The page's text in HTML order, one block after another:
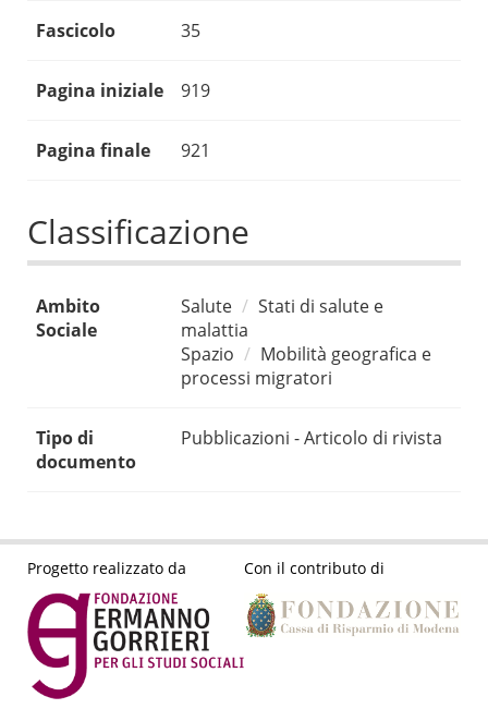
Fascicolo 35
Pagina iniziale 919
Pagina finale 921
Classificazione
Ambito
Sociale
Salute
Stati di salute e
malattia
Spazio
Mobilità geografica e
processi migratori
Tipo di
documento
Pubblicazioni - Articolo di rivista
Progetto realizzato da Con il contributo di